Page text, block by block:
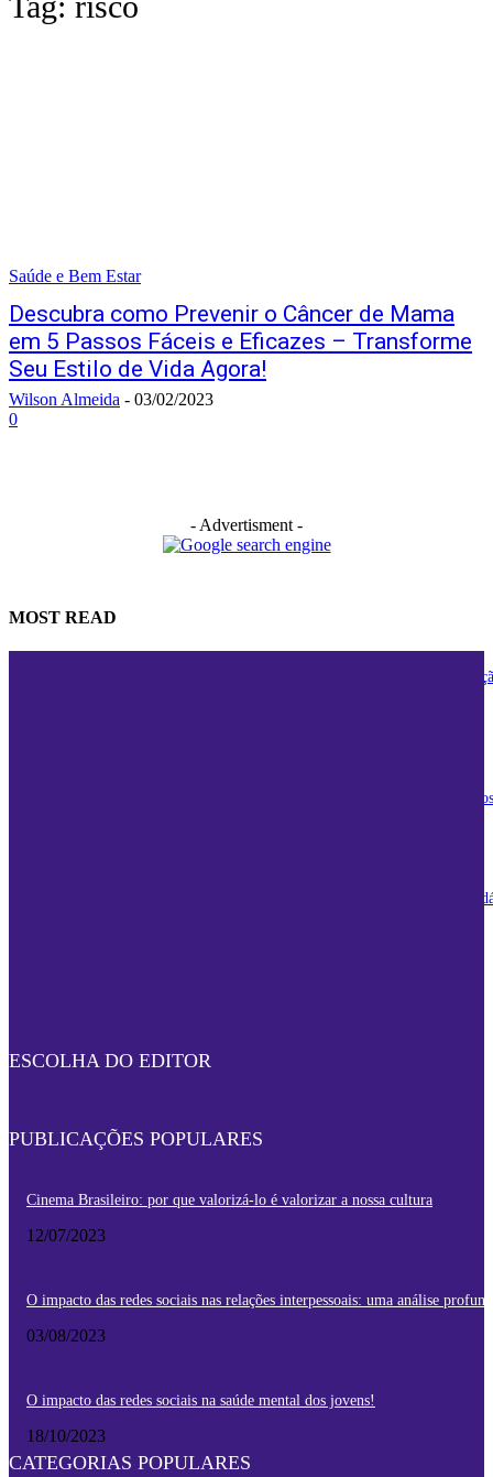
Saúde e Bem Estar
Descubra como Prevenir o Câncer de Mama
em 5 Passos Fáceis e Eficazes – Transforme
Seu Estilo de Vida Agora!
Wilson Almeida - 03/02/2023
0
- Advertisment -
MOST READ
Edits: A Nova Ferramenta do Instagram que Promete Revolucionar a
Burger King e Nubank: Uma Parceria Saborosa com Benefícios Exclusivos
As Melhores Barrinhas de Cereal para Seu Lanche: Guia Completo e
ESCOLHA DO EDITOR
PUBLICAÇÕES POPULARES
Cinema Brasileiro: por que valorizá-lo é valorizar a nossa cultura
12/07/2023
O impacto das redes sociais nas relações interpessoais: uma análise
03/08/2023
O impacto das redes sociais na saúde mental dos jovens!
18/10/2023
CATEGORIAS POPULARES